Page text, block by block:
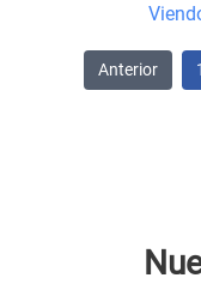
Anterior 1